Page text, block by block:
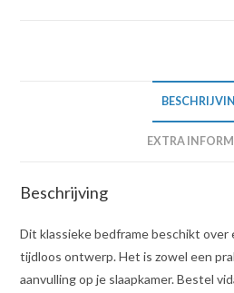
EXTRA
Beschrijving
Dit klassieke bedframe beschikt over
tijdloos ontwerp. Het is zowel een
aanvulling op je slaapkamer. Bestel